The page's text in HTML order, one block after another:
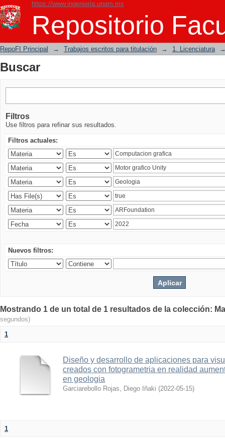
https://www.ingenieria.unam.mx
Repositorio
Buscar
RepoFI Principal → Trabajos escritos para titulación → 1. Licenciatura
Buscar
Filtros
Use filtros para refinar sus resultados.
Filtros actuales:
Nuevos filtros:
Mostrando 1 de un total de 1 resultados de la colección:
segundos)
1
Diseño y desarrollo de aplicaciones para
creados con fotogrametria en realidad
en geologia
Garciarebollo Rojas, Diego Iñaki (2022-05-15)
1